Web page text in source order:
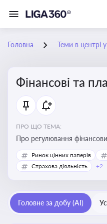
Головна Теми в центрі
Фінансові та
ПРО ЩО ТЕМА:
Про регулювання
управління коштами,
дотримання ліцензійних
Ринок цінних паперів
Страхова діяльність
+2
Головне за добу (AI)